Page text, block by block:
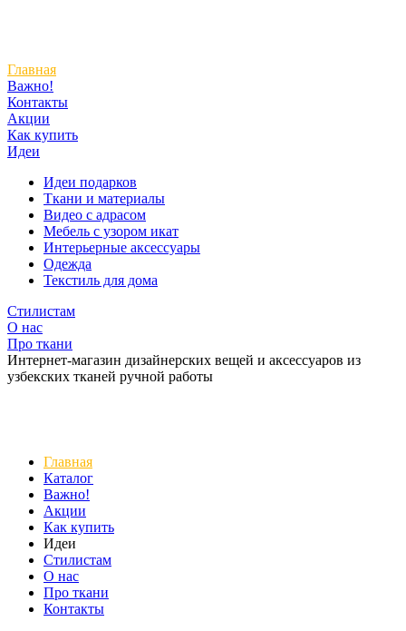
Главная
Важно!
Контакты
Акции
Как купить
Идеи
Идеи подарков
Ткани и материалы
Видео с адрасом
Мебель с узором икат
Интерьерные аксессуары
Одежда
Текстиль для дома
Стилистам
О нас
Про ткани
Интернет-магазин дизайнерских вещей и аксессуаров из
узбекских тканей ручной работы
Главная
Каталог
Важно!
Акции
Как купить
Идеи
Стилистам
О нас
Про ткани
Контакты